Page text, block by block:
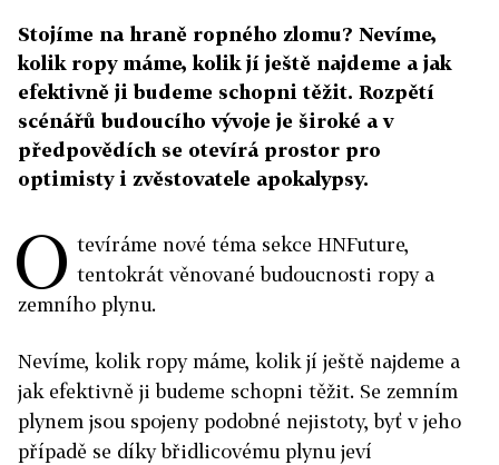
Stojíme na hraně ropného zlomu? Nevíme,
kolik ropy máme, kolik jí ještě najdeme a jak
efektivně ji budeme schopni těžit. Rozpětí
scénářů budoucího vývoje je široké a v
předpovědích se otevírá prostor pro
optimisty i zvěstovatele apokalypsy.
O tevíráme nové téma sekce HNFuture,
tentokrát věnované budoucnosti ropy a
zemního plynu.
Nevíme, kolik ropy máme, kolik jí ještě najdeme a
jak efektivně ji budeme schopni těžit. Se zemním
plynem jsou spojeny podobné nejistoty, byť v jeho
případě se díky břidlicovému plynu jeví